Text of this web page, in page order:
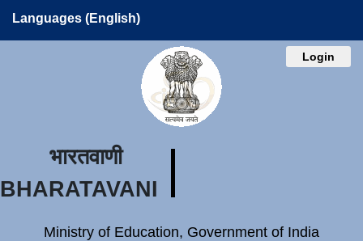
Languages (English)
Login
भारतवाणी
BHARATAVANI
Ministry of Education, Government of India